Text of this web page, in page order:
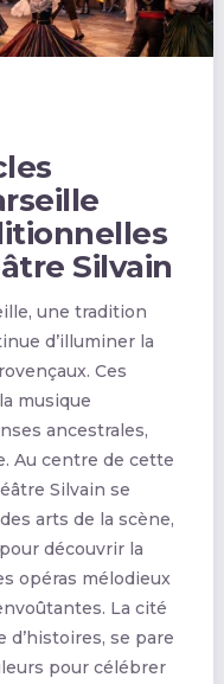
Silvain
une tradition
d’illuminer la
Ces
musique
ancestrales,
Au centre de cette
Silvain se
arts de la scène,
découvrir la
opéras mélodieux
La cité
se pare
pour célébrer